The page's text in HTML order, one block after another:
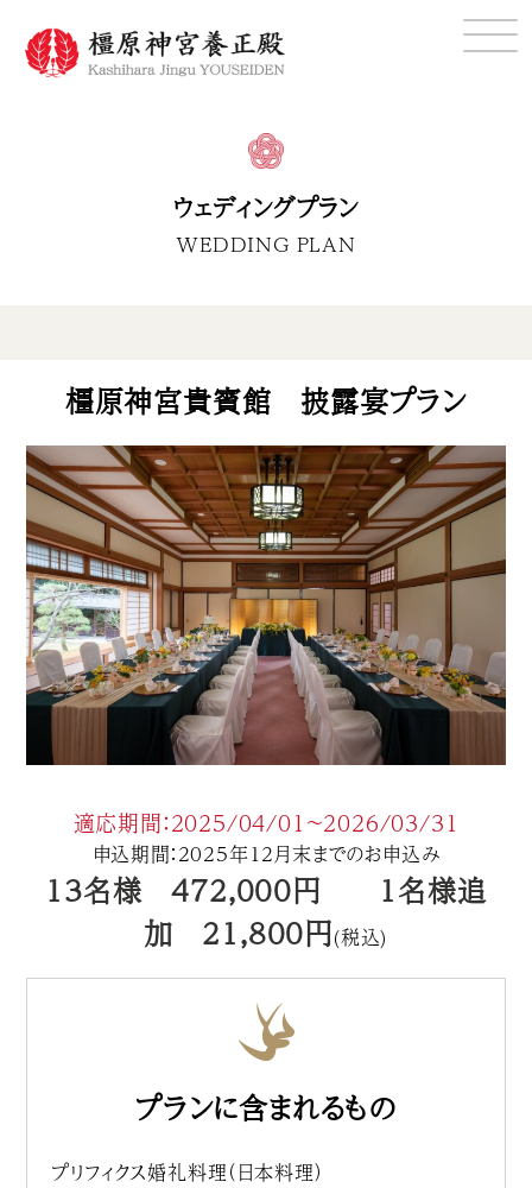
ウェディングプラン
WEDDING PLAN
橿原神宮貴賓館 披露宴プラン
適応期間：2025/04/01〜2026/03/31
申込期間：2025年12月末までのお申込み
13名様 472,000円 1名様追
加 21,800円(税込)
プランに含まれるもの
プリフィクス婚礼料理（日本料理）